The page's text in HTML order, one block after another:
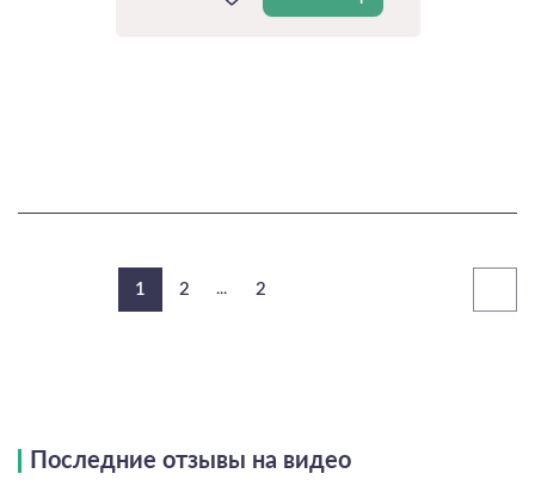
1 2 ... 2
Последние отзывы на видео